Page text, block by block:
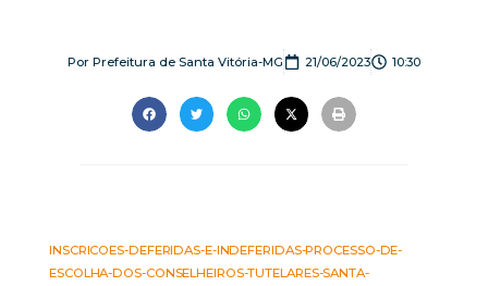
Por Prefeitura de Santa Vitória-MG 21/06/2023 10:30
INSCRICOES-DEFERIDAS-E-INDEFERIDAS-PROCESSO-DE-
ESCOLHA-DOS-CONSELHEIROS-TUTELARES-SANTA-